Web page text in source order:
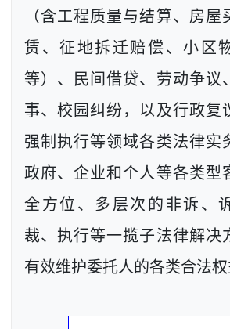
（含工程质量与结算、房屋
赁、征地拆迁赔偿、小区
等）、民间借贷、劳动争议
事、校园纠纷，以及行政复
强制执行等领域各类法律实
政府、企业和个人等各类型
全方位、多层次的非诉、
裁、执行等一揽子法律解决
有效维护委托人的各类合法权